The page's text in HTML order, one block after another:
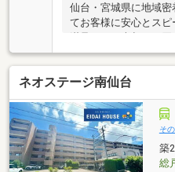
仙台・宮城県に地域
てお客様に安心とスピ
満足のいく売却を、買
イフスタイルに合致
きます！
ネオステージ南仙台
そ
築
総